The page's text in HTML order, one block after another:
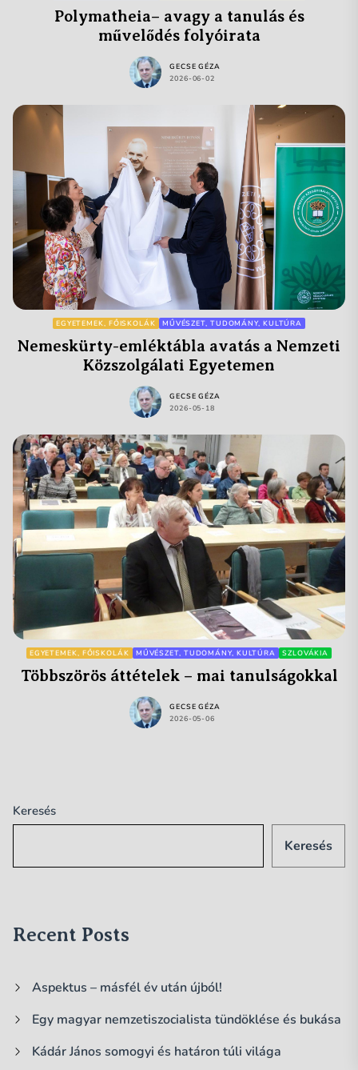
Polymatheia– avagy a tanulás és
művelődés folyóirata
GECSE GÉZA
2026-06-02
EGYETEMEK, FŐISKOLÁK MŰVÉSZET, TUDOMÁNY, KULTÚRA
Nemeskürty-emléktábla avatás a Nemzeti
Közszolgálati Egyetemen
GECSE GÉZA
2026-05-18
EGYETEMEK, FŐISKOLÁK MŰVÉSZET, TUDOMÁNY, KULTÚRA SZLOVÁKIA
Többszörös áttételek – mai tanulságokkal
GECSE GÉZA
2026-05-06
Keresés
Keresés
Recent Posts
Aspektus – másfél év után újból!
Egy magyar nemzetiszocialista tündöklése és bukása
Kádár János somogyi és határon túli világa